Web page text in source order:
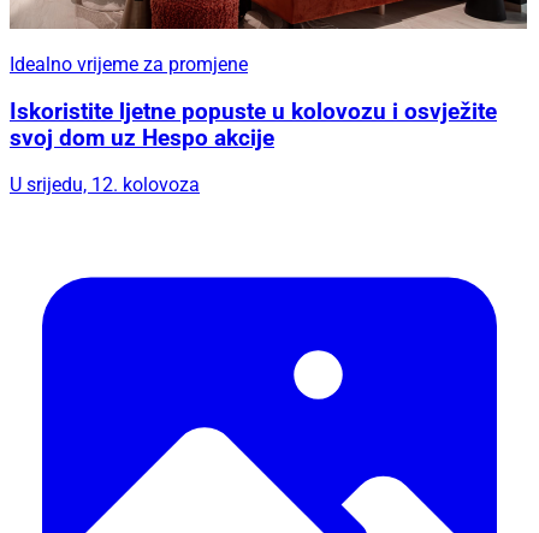
Idealno vrijeme za promjene
Iskoristite ljetne popuste u kolovozu i osvježite
svoj dom uz Hespo akcije
U srijedu, 12. kolovoza